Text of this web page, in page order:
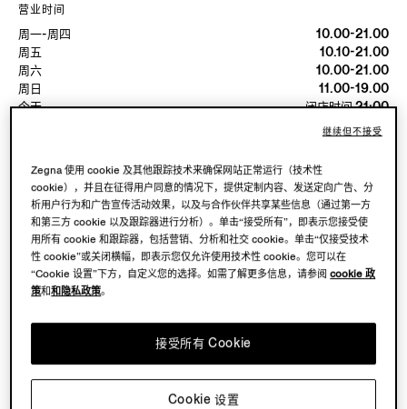
营业时间
周一-周四
10.00-21.00
周五
10.10-21.00
周六
10.00-21.00
周日
11.00-19.00
今天
闭店时间 21:00
精品店配送不可用。
Zegna 使用 cookie 及其他跟踪技术来确保网站正常运行（技术性
cookie），并且在征得用户同意的情况下，提供定制内容、发送定向广告、分
析用户行为和广告宣传活动效果，以及与合作伙伴共享某些信息（通过第一方
和第三方 cookie 以及跟踪器进行分析）。单击“接受所有”，即表示您接受使
用所有 cookie 和跟踪器，包括营销、分析和社交 cookie。单击“仅接受技术
性 cookie”或关闭横幅，即表示您仅允许使用技术性 cookie。您可以在
“Cookie 设置”下方，自定义您的选择。如需了解更多信息，请参阅cookie 政
策和和隐私政策。
接受所有 Cookie
Cookie 设置
继续但不接受